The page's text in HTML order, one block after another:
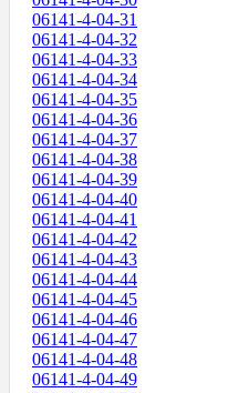
06141-4-04-31
06141-4-04-32
06141-4-04-33
06141-4-04-34
06141-4-04-35
06141-4-04-36
06141-4-04-37
06141-4-04-38
06141-4-04-39
06141-4-04-40
06141-4-04-41
06141-4-04-42
06141-4-04-43
06141-4-04-44
06141-4-04-45
06141-4-04-46
06141-4-04-47
06141-4-04-48
06141-4-04-49